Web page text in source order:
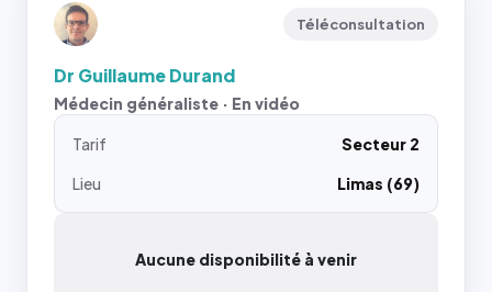
Téléconsultation
Dr Guillaume Durand
Médecin généraliste · En vidéo
Tarif
Secteur 2
Lieu
Limas (69)
Aucune disponibilité à venir